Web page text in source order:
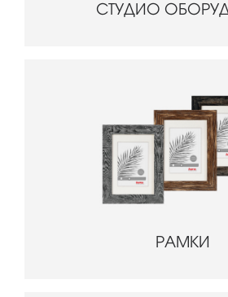
СТУДИО
РАМКИ